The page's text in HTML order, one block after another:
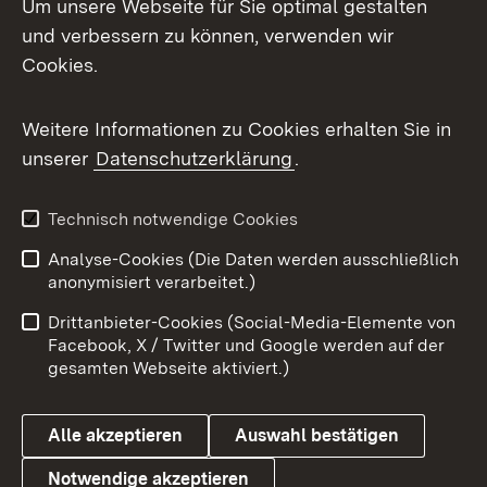
Facebook
X / Twitter
Youtube
Impressum
Kontakt
Barrierefreiheit
Datenschutz
Cookies
Um unsere Webseite für Sie optimal gestalten
und verbessern zu können, verwenden wir
Cookies.
Weitere Informationen zu Cookies erhalten Sie in
unserer Datenschutzerklärung.
Technisch notwendige Cookies
Analyse-Cookies (Die Daten werden ausschließlich
anonymisiert verarbeitet.)
Drittanbieter-Cookies (Social-Media-Elemente von
Facebook, X / Twitter und Google werden auf der
gesamten Webseite aktiviert.)
Alle akzeptieren Auswahl bestätigen
Notwendige akzeptieren